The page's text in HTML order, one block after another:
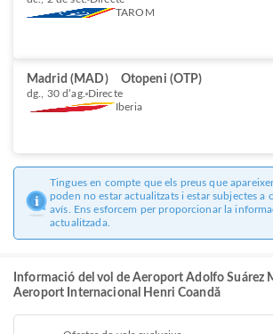
TAROM
Madrid (MAD) Otopeni (OTP)
dg., 30 d’ag. Directe
Iberia
Tingues en compte que els preus que
poden no estar actualitzats i estar subjectes a
avís. Ens esforcem per proporcionar la
actualitzada.
Informació del vol de Aeroport Adolfo Suárez
Aeroport Internacional Henri Coandă